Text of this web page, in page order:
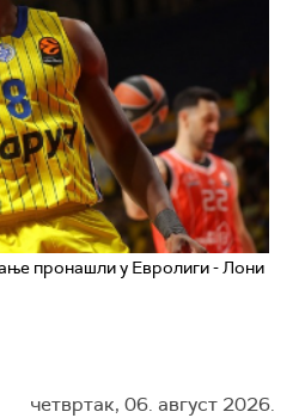
пронашли у Евролиги - Лони
четвртак, 06. август 2026.